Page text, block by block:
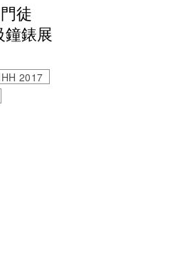
徒
錶展
2017